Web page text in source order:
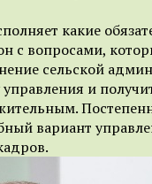
какие
с вопросами,
сельской
и
вариант